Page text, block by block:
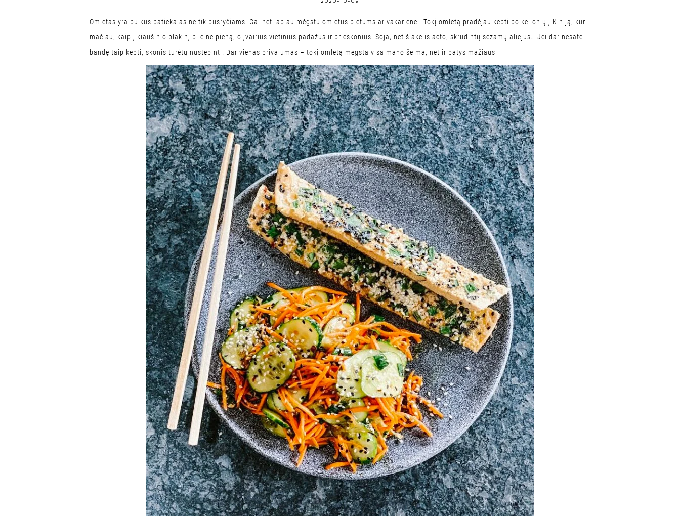
Omletas yra puikus patiekalas ne tik pusryčiams. Gal net labiau mėgstu omletus pietums ar vakarienei. Tokį omletą pradėjau kepti po kelionių į Kiniją, kur
mačiau, kaip į kiaušinio plakinį pile ne pieną, o įvairius vietinius padažus ir prieskonius. Soja, net šlakelis acto, skrudintų sezamų aliejus… Jei dar nesate
bandę taip kepti, skonis turėtų nustebinti. Dar vienas privalumas – tokį omletą mėgsta visa mano šeima, net ir patys mažiausi!